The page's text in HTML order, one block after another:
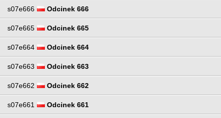
s07e666 Odcinek 666
s07e665 Odcinek 665
s07e664 Odcinek 664
s07e663 Odcinek 663
s07e662 Odcinek 662
s07e661 Odcinek 661